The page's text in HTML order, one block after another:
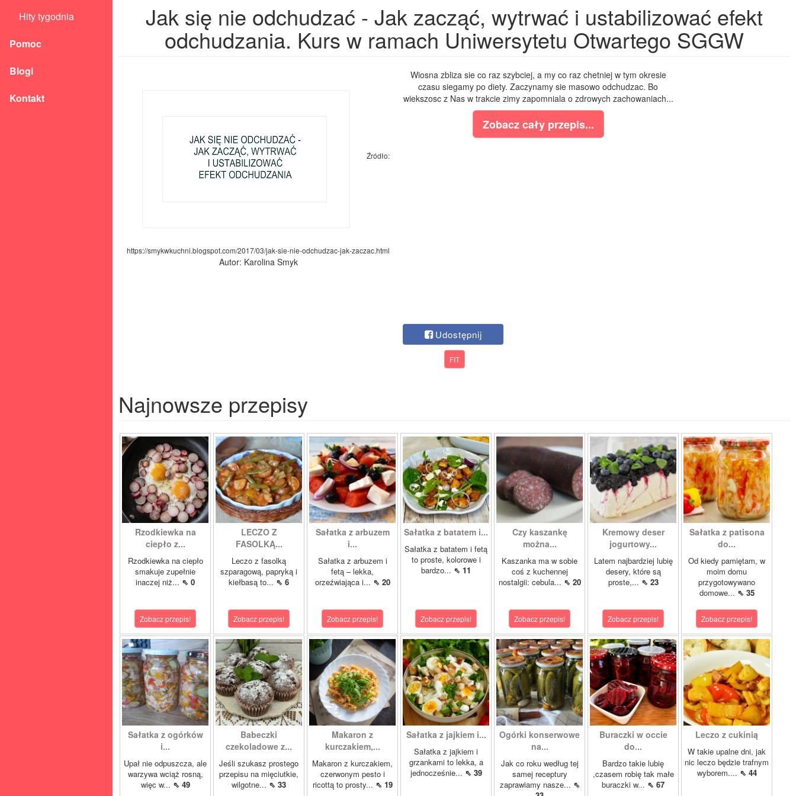
Hity tygodnia
Pomoc
Blogi
Kontakt
Jak się nie odchudzać - Jak zacząć, wytrwać i ustabilizować efekt
odchudzania. Kurs w ramach Uniwersytetu Otwartego SGGW
Źródło:
https://smykwkuchni.blogspot.com/2017/03/jak-sie-nie-odchudzac-jak-zaczac.html
Autor: Karolina Smyk
Wiosna zbliza sie co raz szybciej, a my co raz chetniej w tym okresie
czasu siegamy po diety. Zaczynamy sie masowo odchudzac. Bo
wiekszosc z Nas w trakcie zimy zapomniala o zdrowych zachowaniach...
Zobacz cały przepis...
Udostępnij
FIT
Najnowsze przepisy
Rzodkiewka na
ciepło z...
Rzodkiewka na ciepło
smakuje zupełnie
inaczej niż... ⇖ 0
Zobacz przepis!
LECZO Z
FASOLKĄ...
Leczo z fasolką
szparagową, papryką i
kiełbasą to... ⇖ 6
Zobacz przepis!
Sałatka z arbuzem
i...
Sałatka z arbuzem i
fetą – lekka,
orzeźwiająca i... ⇖ 20
Zobacz przepis!
Sałatka z batatem i...
Sałatka z batatem i fetą
to proste, kolorowe i
bardzo... ⇖ 11
Zobacz przepis!
Czy kaszankę
można...
Kaszanka ma w sobie
coś z kuchennej
nostalgii: cebula... ⇖ 20
Zobacz przepis!
Kremowy deser
jogurtowy...
Latem najbardziej lubię
desery, które są
proste,... ⇖ 23
Zobacz przepis!
Sałatka z patisona
do...
Od kiedy pamiętam, w
moim domu
przygotowywano
domowe... ⇖ 35
Zobacz przepis!
Sałatka z ogórków
i...
Upał nie odpuszcza, ale
warzywa wciąż rosną,
więc w... ⇖ 49
Babeczki
czekoladowe z...
Jeśli szukasz prostego
przepisu na mięciutkie,
wilgotne... ⇖ 33
Makaron z
kurczakiem,...
Makaron z kurczakiem,
czerwonym pesto i
ricottą to prosty... ⇖ 19
Sałatka z jajkiem i...
Sałatka z jajkiem i
grzankami to lekka, a
jednocześnie... ⇖ 39
Ogórki konserwowe
na...
Jak co roku według tej
samej receptury
zaprawiamy nasze... ⇖
Buraczki w occie
do...
Bardzo takie lubię
,czasem robię tak małe
buraczki w... ⇖ 67
Leczo z cukinią
W takie upalne dni, jak
nic leczo będzie trafnym
wyborem.... ⇖ 44